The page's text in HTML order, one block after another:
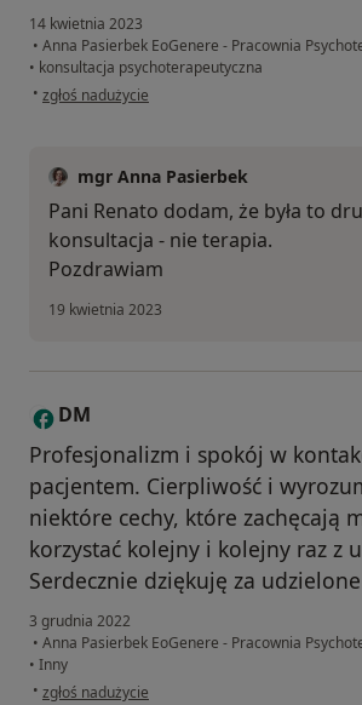
14 kwietnia 2023
• Anna Pasierbek EoGenere - Pracownia
• konsultacja psychoterapeutyczna
• w opinii użytkownika R.
zgłoś nadużycie
mgr Anna Pasierbek
Pani Renato dodam, że była to
konsultacja - nie terapia.
Pozdrawiam
19 kwietnia 2023
D DM
Profesjonalizm i spokój w
pacjentem. Cierpliwość i
niektóre cechy, które zachęcają
korzystać kolejny i kolejny raz z
Serdecznie dziękuję za
3 grudnia 2022
• Anna Pasierbek EoGenere - Pracownia
• Inny
• w opinii użytkownika DM
zgłoś nadużycie